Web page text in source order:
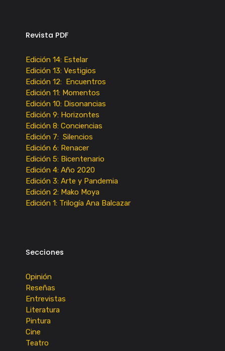
Revista PDF
Edición 14: Estelar
Edición 13: Vestigios
Edición 12: Encuentros
Edición 11: Momentos
Edición 10: Disonancias
Edición 9: Horizontes
Edición 8: Conciencias
Edición 7: Silencios
Edición 6: Renacer
Edición 5: Bicentenario
Edición 4: Año 2020
Edición 3: Arte y Pandemia
Edición 2: Mako Moya
Edición 1: Trilogía Ana Balcazar
Secciones
Opinión
Reseñas
Entrevistas
Literatura
Pintura
Cine
Teatro